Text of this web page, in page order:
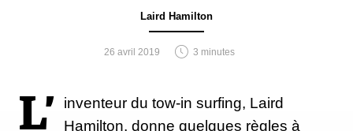
Laird Hamilton
26 avril 2019 3 minutes
L’
inventeur du tow-in surfing, Laird
Hamilton, donne quelques règles à